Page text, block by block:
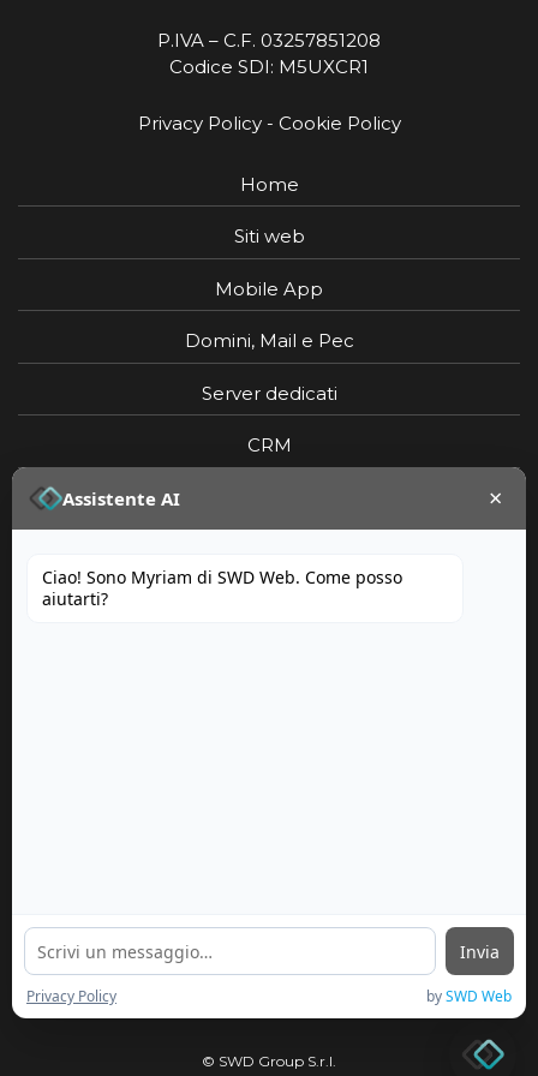
P.IVA – C.F. 03257851208
Codice SDI: M5UXCR1
Privacy Policy- Cookie Policy
Home
Siti web
Mobile App
Domini, Mail e Pec
Server dedicati
CRM
© SWD Group S.r.l.
Assistente AI ×
Ciao! Sono Myriam di SWD Web. Come posso
aiutarti?
Invia
Privacy Policy bySWD Web